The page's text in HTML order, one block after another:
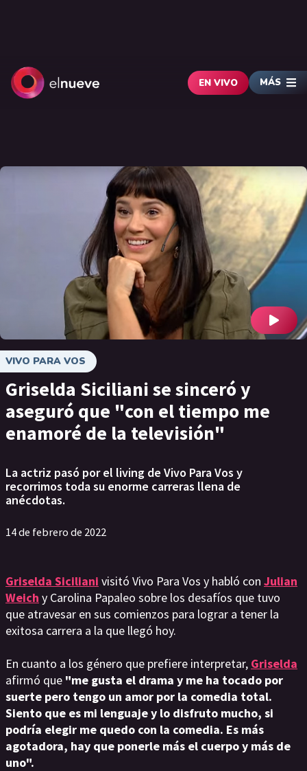
EN VIVO MÁS
VIVO PARA VOS
Griselda Siciliani se sinceró y
aseguró que "con el tiempo me
enamoré de la televisión"
La actriz pasó por el living de Vivo Para Vos y
recorrimos toda su enorme carreras llena de
anécdotas.
14 de febrero de 2022
Griselda Siciliani visitó Vivo Para Vos y habló con Julian
Weich y Carolina Papaleo sobre los desafíos que tuvo
que atravesar en sus comienzos para lograr a tener la
exitosa carrera a la que llegó hoy.
En cuanto a los género que prefiere interpretar, Griselda
afirmó que "me gusta el drama y me ha tocado por
suerte pero tengo un amor por la comedia total.
Siento que es mi lenguaje y lo disfruto mucho, si
podría elegir me quedo con la comedia. Es más
agotadora, hay que ponerle más el cuerpo y más de
uno".